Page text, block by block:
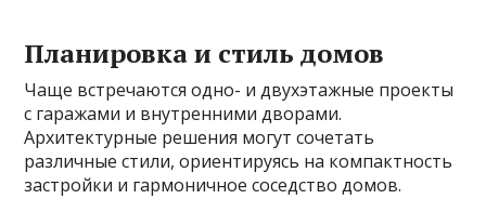
Планировка и стиль домов
Чаще встречаются одно- и двухэтажные проекты
с гаражами и внутренними дворами.
Архитектурные решения могут сочетать
различные стили, ориентируясь на компактность
застройки и гармоничное соседство домов.